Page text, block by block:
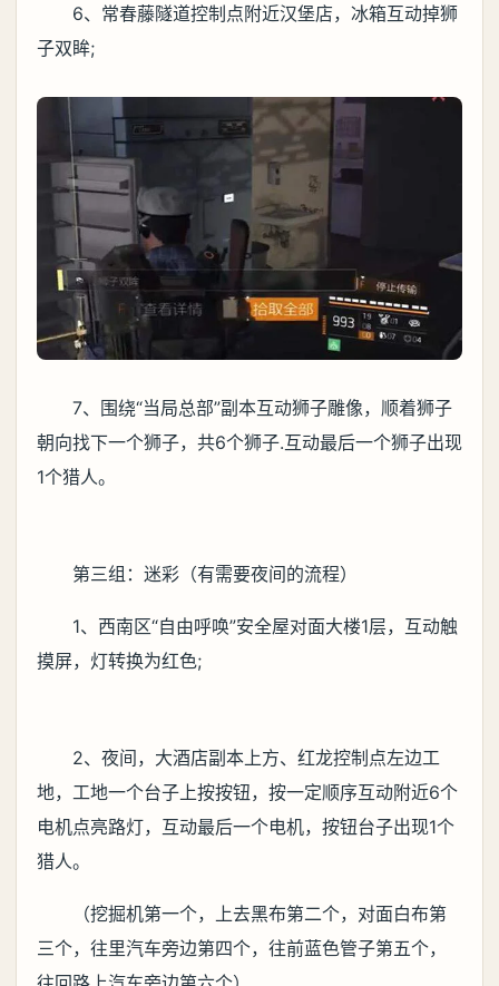
6、常春藤隧道控制点附近汉堡店，冰箱互动掉狮
子双眸;
7、围绕“当局总部”副本互动狮子雕像，顺着狮子
朝向找下一个狮子，共6个狮子.互动最后一个狮子出现
1个猎人。
第三组：迷彩（有需要夜间的流程）
摸屏，灯转换为红色;